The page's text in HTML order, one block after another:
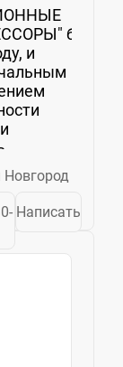
было
и
Написать